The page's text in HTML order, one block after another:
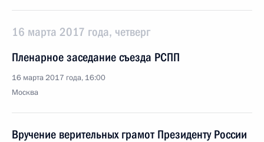
16 марта 2017 года, четверг
Пленарное заседание съезда РСПП
16 марта 2017 года, 16:00
Москва
Вручение верительных грамот Президенту России